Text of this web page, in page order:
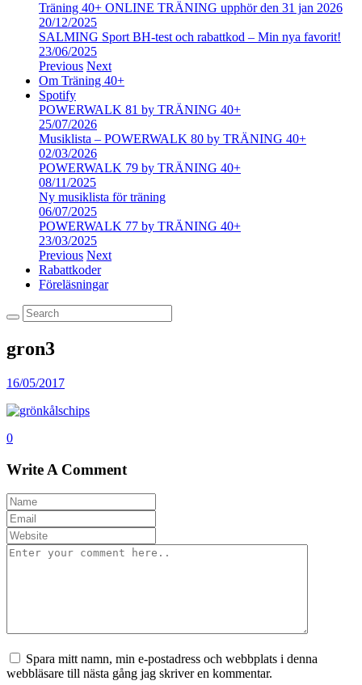
Träning 40+ ONLINE TRÄNING upphör den 31 jan 2026
20/12/2025
SALMING Sport BH-test och rabattkod – Min nya favorit!
23/06/2025
Previous Next
Om Träning 40+
Spotify
POWERWALK 81 by TRÄNING 40+
25/07/2026
Musiklista – POWERWALK 80 by TRÄNING 40+
02/03/2026
POWERWALK 79 by TRÄNING 40+
08/11/2025
Ny musiklista för träning
06/07/2025
POWERWALK 77 by TRÄNING 40+
23/03/2025
Previous Next
Rabattkoder
Föreläsningar
gron3
16/05/2017
0
Write A Comment
Spara mitt namn, min e-postadress och webbplats i denna
webbläsare till nästa gång jag skriver en kommentar.